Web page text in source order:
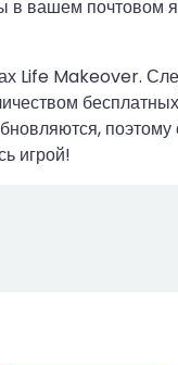
в вашем почтовом
Life Makeover.
игрой!